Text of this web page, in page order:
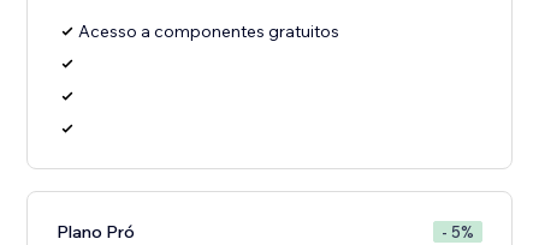
Acesso a componentes gratuitos
Plano Pró - 5%